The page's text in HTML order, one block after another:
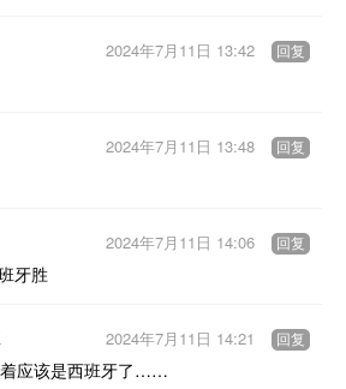
2024年7月11日 13:42 回复
2024年7月11日 13:48 回复
牙胜
2024年7月11日 14:06 回复
应该是西班牙了……
2024年7月11日 14:21 回复